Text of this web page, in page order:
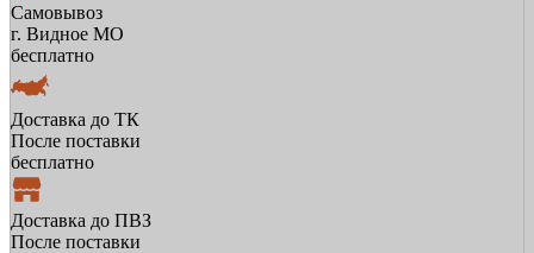
Самовывоз
г. Видное МО
бесплатно
Доставка до ТК
После поставки
бесплатно
Доставка до ПВЗ
После поставки